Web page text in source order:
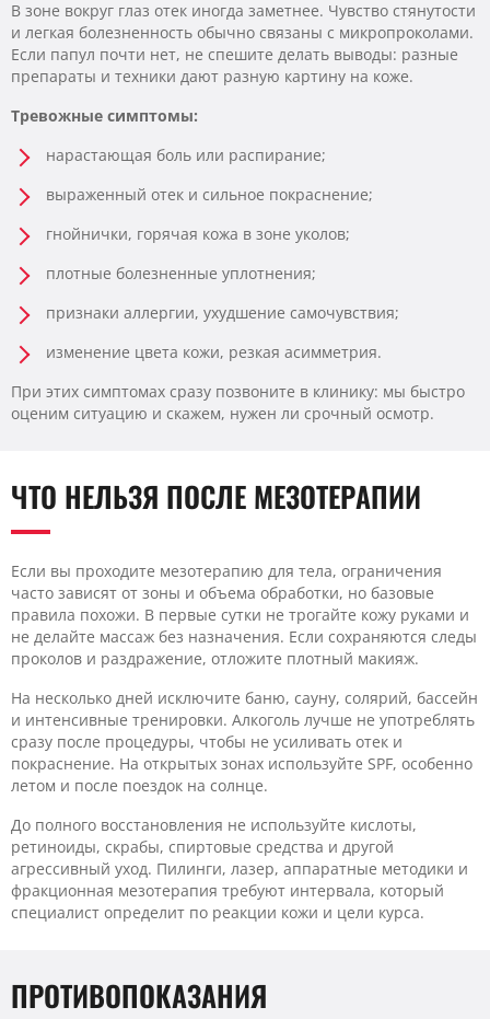
В зоне вокруг глаз отек иногда заметнее. Чувство стянутости
и легкая болезненность обычно связаны с микропроколами.
Если папул почти нет, не спешите делать выводы: разные
препараты и техники дают разную картину на коже.
Тревожные симптомы:
нарастающая боль или распирание;
выраженный отек и сильное покраснение;
гнойнички, горячая кожа в зоне уколов;
плотные болезненные уплотнения;
признаки аллергии, ухудшение самочувствия;
изменение цвета кожи, резкая асимметрия.
При этих симптомах сразу позвоните в клинику: мы быстро
оценим ситуацию и скажем, нужен ли срочный осмотр.
ЧТО НЕЛЬЗЯ ПОСЛЕ МЕЗОТЕРАПИИ
Если вы проходите мезотерапию для тела, ограничения
часто зависят от зоны и объема обработки, но базовые
правила похожи. В первые сутки не трогайте кожу руками и
не делайте массаж без назначения. Если сохраняются следы
проколов и раздражение, отложите плотный макияж.
На несколько дней исключите баню, сауну, солярий, бассейн
и интенсивные тренировки. Алкоголь лучше не употреблять
сразу после процедуры, чтобы не усиливать отек и
покраснение. На открытых зонах используйте SPF, особенно
летом и после поездок на солнце.
До полного восстановления не используйте кислоты,
ретиноиды, скрабы, спиртовые средства и другой
агрессивный уход. Пилинги, лазер, аппаратные методики и
фракционная мезотерапия требуют интервала, который
специалист определит по реакции кожи и цели курса.
ПРОТИВОПОКАЗАНИЯ